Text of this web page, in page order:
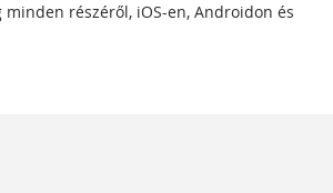
részéről, iOS-en, Androidon és